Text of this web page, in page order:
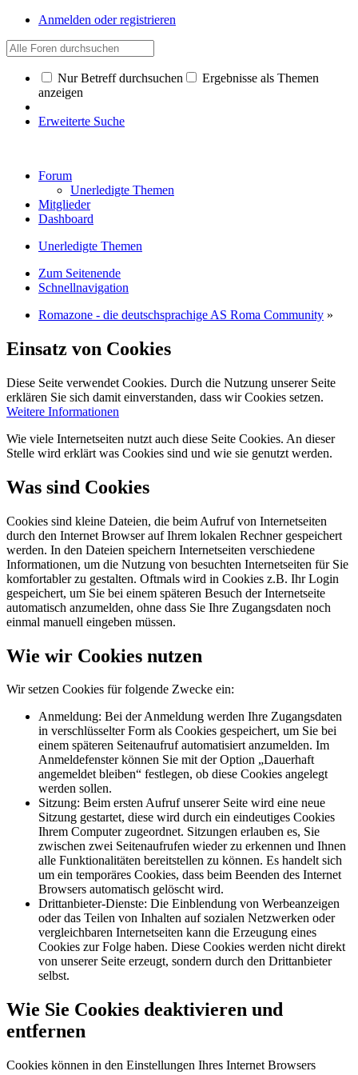
Anmelden oder registrieren
Nur Betreff durchsuchen
Ergebnisse als Themen
anzeigen
Erweiterte Suche
Forum
Unerledigte Themen
Mitglieder
Dashboard
Unerledigte Themen
Zum Seitenende
Schnellnavigation
Romazone - die deutschsprachige AS Roma Community »
Einsatz von Cookies
Diese Seite verwendet Cookies. Durch die Nutzung unserer Seite
erklären Sie sich damit einverstanden, dass wir Cookies setzen.
Weitere Informationen
Wie viele Internetseiten nutzt auch diese Seite Cookies. An dieser
Stelle wird erklärt was Cookies sind und wie sie genutzt werden.
Was sind Cookies
Cookies sind kleine Dateien, die beim Aufruf von Internetseiten
durch den Internet Browser auf Ihrem lokalen Rechner gespeichert
werden. In den Dateien speichern Internetseiten verschiedene
Informationen, um die Nutzung von besuchten Internetseiten für Sie
komfortabler zu gestalten. Oftmals wird in Cookies z.B. Ihr Login
gespeichert, um Sie bei einem späteren Besuch der Internetseite
automatisch anzumelden, ohne dass Sie Ihre Zugangsdaten noch
einmal manuell eingeben müssen.
Wie wir Cookies nutzen
Wir setzen Cookies für folgende Zwecke ein:
Anmeldung: Bei der Anmeldung werden Ihre Zugangsdaten
in verschlüsselter Form als Cookies gespeichert, um Sie bei
einem späteren Seitenaufruf automatisiert anzumelden. Im
Anmeldefenster können Sie mit der Option „Dauerhaft
angemeldet bleiben“ festlegen, ob diese Cookies angelegt
werden sollen.
Sitzung: Beim ersten Aufruf unserer Seite wird eine neue
Sitzung gestartet, diese wird durch ein eindeutiges Cookies
Ihrem Computer zugeordnet. Sitzungen erlauben es, Sie
zwischen zwei Seitenaufrufen wieder zu erkennen und Ihnen
alle Funktionalitäten bereitstellen zu können. Es handelt sich
um ein temporäres Cookies, dass beim Beenden des Internet
Browsers automatisch gelöscht wird.
Drittanbieter-Dienste: Die Einblendung von Werbeanzeigen
oder das Teilen von Inhalten auf sozialen Netzwerken oder
vergleichbaren Internetseiten kann die Erzeugung eines
Cookies zur Folge haben. Diese Cookies werden nicht direkt
von unserer Seite erzeugt, sondern durch den Drittanbieter
selbst.
Wie Sie Cookies deaktivieren und
entfernen
Cookies können in den Einstellungen Ihres Internet Browsers